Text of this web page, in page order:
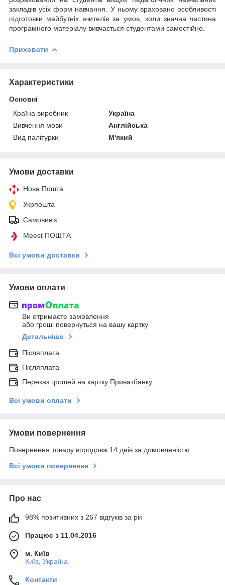
закладів усіх форм навчання. У ньому враховано особливості
підготовки майбутніх вчителів за умов, коли значна частина
програмного матеріалу вивчається студентами самостійно.
Приховати
Характеристики
Основні
Країна виробник
Україна
Вивчення мови
Англійська
Вид палітурки
М'який
Умови доставки
Нова Пошта
Укрпошта
Самовивіз
Meest ПОШТА
Всі умови доставки
Умови оплати
Ви отримаєте замовлення
або гроші повернуться на вашу картку
Детальніше
Післяплата
Післяплата
Переказ грошей на картку Приватбанку
Всі умови оплати
Умови повернення
Повернення товару впродовж 14 днів за домовленістю
Всі умови повернення
Про нас
98% позитивних з 267 відгуків за рік
Працює з 11.04.2016
м. Київ
Київ, Україна
Контакти